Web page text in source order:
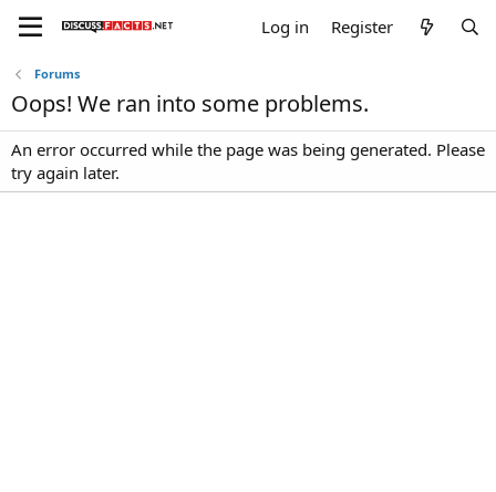
Log in Register
Forums
Oops! We ran into some problems.
An error occurred while the page was being generated. Please
try again later.